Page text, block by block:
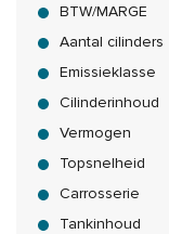
BTW/MARGE
Aantal cilinders
Emissieklasse
Cilinderinhoud
Vermogen
Topsnelheid
Carrosserie
Tankinhoud